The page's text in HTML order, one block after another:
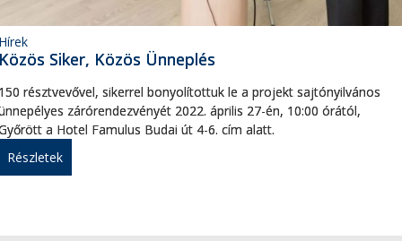
Siker, Közös Ünneplés
résztvevővel, sikerrel bonyolítottuk le a projekt sajtónyilvános
zárórendezvényét 2022. április 27-én, 10:00 órától,
a Hotel Famulus Budai út 4-6. cím alatt.
Részletek